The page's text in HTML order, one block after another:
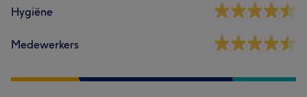
Hygiëne
Medewerkers